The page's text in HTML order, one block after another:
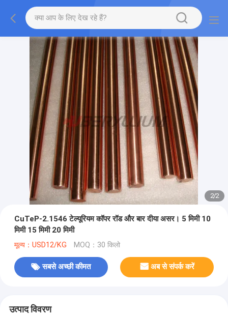
2/2
CuTeP-2.1546 टेल्यूरियम कॉपर रॉड और बार दीया असर। 5 मिमी 10
मिमी 15 मिमी 20 मिमी
मूल्य：USD12/KG MOQ：30 किलो
सबसे अच्छी कीमत अब से संपर्क करें
उत्पाद विवरण